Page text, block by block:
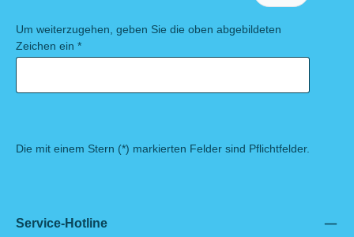
Um weiterzugehen, geben Sie die oben abgebildeten
Zeichen ein *
Die mit einem Stern (*) markierten Felder sind Pflichtfelder.
Service-Hotline